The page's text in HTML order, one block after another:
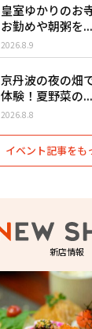
皇室ゆかりのお
お勤めや朝粥を...
2026.8.9
京丹波の夜の畑
体験！夏野菜の...
2026.8.8
イベント記事をも
新店情報